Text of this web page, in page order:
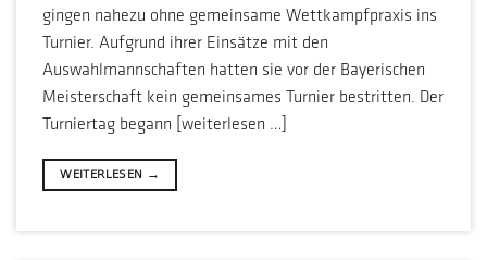
gingen nahezu ohne gemeinsame Wettkampfpraxis ins
Turnier. Aufgrund ihrer Einsätze mit den
Auswahlmannschaften hatten sie vor der Bayerischen
Meisterschaft kein gemeinsames Turnier bestritten. Der
Turniertag begann [weiterlesen …]
WEITERLESEN →